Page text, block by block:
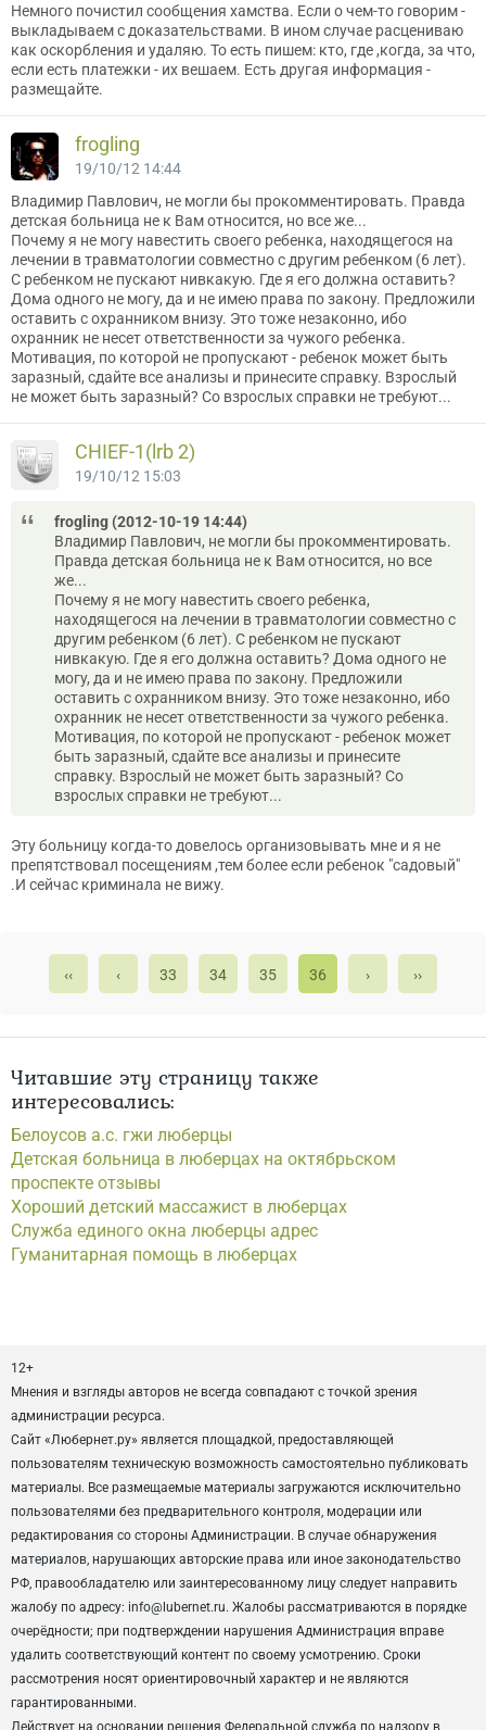
Немного почистил сообщения хамства. Если о чем-то говорим -
выкладываем с доказательствами. В ином случае расцениваю
как оскорбления и удаляю. То есть пишем: кто, где ,когда, за что,
если есть платежки - их вешаем. Есть другая информация -
размещайте.
frogling
19/10/12 14:44
Владимир Павлович, не могли бы прокомментировать. Правда
детская больница не к Вам относится, но все же...
Почему я не могу навестить своего ребенка, находящегося на
лечении в травматологии совместно с другим ребенком (6 лет).
С ребенком не пускают нивкакую. Где я его должна оставить?
Дома одного не могу, да и не имею права по закону. Предложили
оставить с охранником внизу. Это тоже незаконно, ибо
охранник не несет ответственности за чужого ребенка.
Мотивация, по которой не пропускают - ребенок может быть
заразный, сдайте все анализы и принесите справку. Взрослый
не может быть заразный? Со взрослых справки не требуют...
CНIEF-1(lrb 2)
19/10/12 15:03
frogling (2012-10-19 14:44)
Владимир Павлович, не могли бы прокомментировать.
Правда детская больница не к Вам относится, но все
же...
Почему я не могу навестить своего ребенка,
находящегося на лечении в травматологии совместно с
другим ребенком (6 лет). С ребенком не пускают
нивкакую. Где я его должна оставить? Дома одного не
могу, да и не имею права по закону. Предложили
оставить с охранником внизу. Это тоже незаконно, ибо
охранник не несет ответственности за чужого ребенка.
Мотивация, по которой не пропускают - ребенок может
быть заразный, сдайте все анализы и принесите
справку. Взрослый не может быть заразный? Со
взрослых справки не требуют...
Эту больницу когда-то довелось организовывать мне и я не
препятствовал посещениям ,тем более если ребенок "садовый"
.И сейчас криминала не вижу.
‹‹ ‹ 33 34 35 36 › ››
Читавшие эту страницу также
интересовались:
Белоусов а.с. гжи люберцы
Детская больница в люберцах на октябрьском
проспекте отзывы
Хороший детский массажист в люберцах
Служба единого окна люберцы адрес
Гуманитарная помощь в люберцах
12+
Мнения и взгляды авторов не всегда совпадают с точкой зрения
администрации ресурса.
Сайт «Любернет.ру» является площадкой, предоставляющей
пользователям техническую возможность самостоятельно публиковать
материалы. Все размещаемые материалы загружаются исключительно
пользователями без предварительного контроля, модерации или
редактирования со стороны Администрации. В случае обнаружения
материалов, нарушающих авторские права или иное законодательство
РФ, правообладателю или заинтересованному лицу следует направить
жалобу по адресу: info@lubernet.ru. Жалобы рассматриваются в порядке
очерёдности; при подтверждении нарушения Администрация вправе
удалить соответствующий контент по своему усмотрению. Сроки
рассмотрения носят ориентировочный характер и не являются
гарантированными.